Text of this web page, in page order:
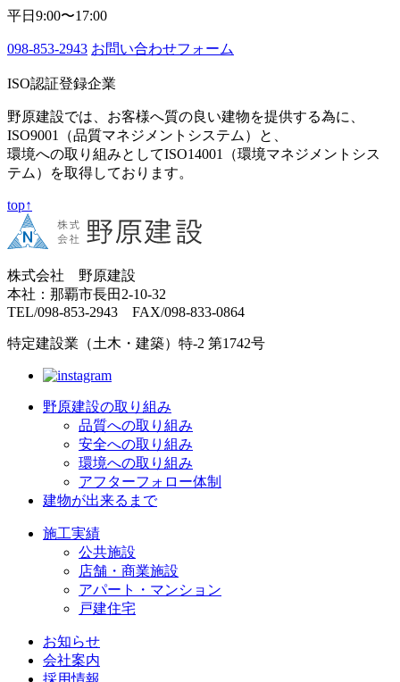
平日9:00〜17:00
098-853-2943 お問い合わせフォーム
ISO認証登録企業
野原建設では、お客様へ質の良い建物を提供する為に、
ISO9001（品質マネジメントシステム）と、
環境への取り組みとしてISO14001（環境マネジメントシス
テム）を取得しております。
top↑
株式会社 野原建設
本社：那覇市長田2-10-32
TEL/098-853-2943 FAX/098-833-0864
特定建設業（土木・建築）特-2 第1742号
野原建設の取り組み
品質への取り組み
安全への取り組み
環境への取り組み
アフターフォロー体制
建物が出来るまで
施工実績
公共施設
店舗・商業施設
アパート・マンション
戸建住宅
お知らせ
会社案内